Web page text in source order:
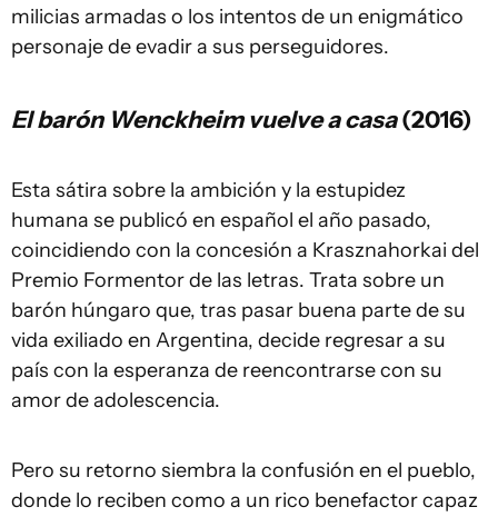
milicias armadas o los intentos de un enigmático
personaje de evadir a sus perseguidores.
El barón Wenckheim vuelve a casa(2016)
Esta sátira sobre la ambición y la estupidez
humana se publicó en español el año pasado,
coincidiendo con la concesión a Krasznahorkai del
Premio Formentor de las letras. Trata sobre un
barón húngaro que, tras pasar buena parte de su
vida exiliado en Argentina, decide regresar a su
país con la esperanza de reencontrarse con su
amor de adolescencia.
Pero su retorno siembra la confusión en el pueblo,
donde lo reciben como a un rico benefactor capaz